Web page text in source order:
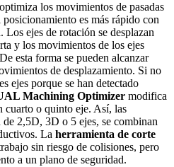
optimiza los movimientos de pasadas
es más rápido con
. Los ejes de rotación se desplazan
y los movimientos de los ejes
esta forma se pueden alcanzar
de desplazamiento. Si no
ejes porque se han detectado
Machining Optimizer modifica
cuarto o quinto eje. Así, las
de 2,5D, 3D o 5 ejes, se combinan
La herramienta de corte
sin riesgo de colisiones, pero
a un plano de seguridad.